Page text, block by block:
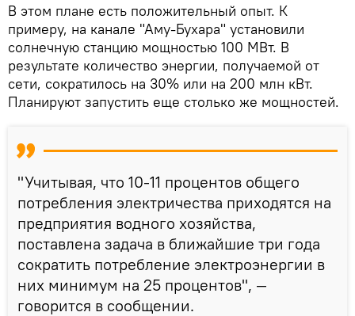
В этом плане есть положительный опыт. К
примеру, на канале "Аму-Бухара" установили
солнечную станцию мощностью 100 МВт. В
результате количество энергии, получаемой от
сети, сократилось на 30% или на 200 млн кВт.
Планируют запустить еще столько же мощностей.
"Учитывая, что 10-11 процентов общего
потребления электричества приходятся на
предприятия водного хозяйства,
поставлена задача в ближайшие три года
сократить потребление электроэнергии в
них минимум на 25 процентов", —
говорится в сообщении.